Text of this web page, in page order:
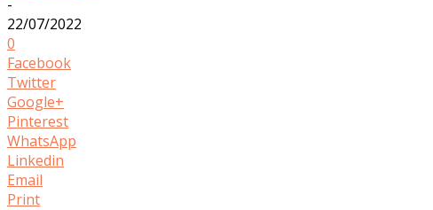
-
22/07/2022
0
Facebook
Twitter
Google+
Pinterest
WhatsApp
Linkedin
Email
Print